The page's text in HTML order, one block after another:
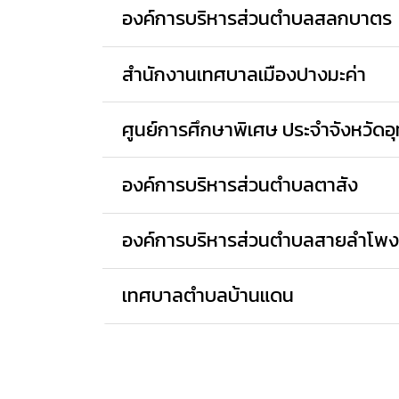
องค์การบริหารส่วนตำบลสลกบาตร
สำนักงานเทศบาลเมืองปางมะค่า
ศูนย์การศึกษาพิเศษ ประจำจังหวัด
องค์การบริหารส่วนตำบลตาสัง
องค์การบริหารส่วนตำบลสายลำโพง
เทศบาลตำบลบ้านแดน